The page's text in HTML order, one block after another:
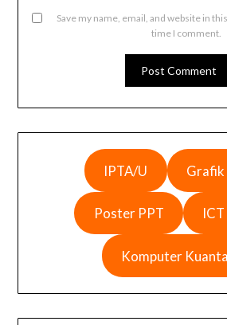
Save my name, email, and website in
time I comment.
IPTA/U Grafik
Poster PPT ICT
Komputer